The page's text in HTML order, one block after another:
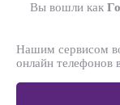
Вы вошли как
Нашим сервисом
онлайн телефонов